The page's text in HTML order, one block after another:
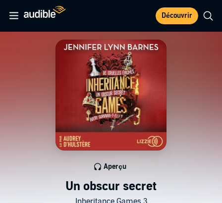
Découvrir
Un obscur secret
Aperçu